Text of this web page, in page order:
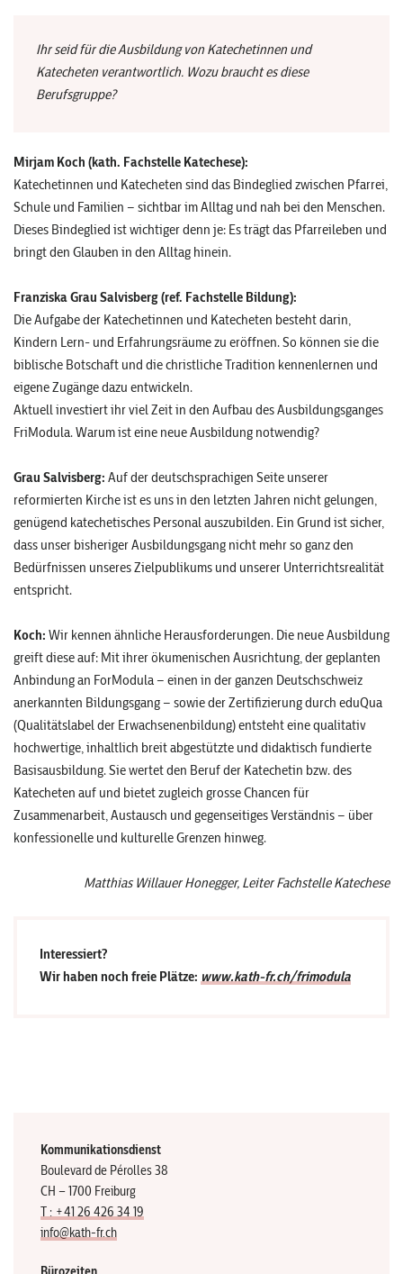
Ihr seid für die Ausbildung von Katechetinnen und
Katecheten verantwortlich. Wozu braucht es diese
Berufsgruppe?
Mirjam Koch (kath. Fachstelle Katechese):
Katechetinnen und Katecheten sind das Bindeglied zwischen Pfarrei,
Schule und Familien – sichtbar im Alltag und nah bei den Menschen.
Dieses Bindeglied ist wichtiger denn je: Es trägt das Pfarreileben und
bringt den Glauben in den Alltag hinein.
Franziska Grau Salvisberg (ref. Fachstelle Bildung):
Die Aufgabe der Katechetinnen und Katecheten besteht darin,
Kindern Lern- und Erfahrungsräume zu eröffnen. So können sie die
biblische Botschaft und die christliche Tradition kennenlernen und
eigene Zugänge dazu entwickeln.
Aktuell investiert ihr viel Zeit in den Aufbau des Ausbildungsganges
FriModula. Warum ist eine neue Ausbildung notwendig?
Grau Salvisberg: Auf der deutschsprachigen Seite unserer
reformierten Kirche ist es uns in den letzten Jahren nicht gelungen,
genügend katechetisches Personal auszubilden. Ein Grund ist sicher,
dass unser bisheriger Ausbildungsgang nicht mehr so ganz den
Bedürfnissen unseres Zielpublikums und unserer Unterrichtsrealität
entspricht.
Koch: Wir kennen ähnliche Herausforderungen. Die neue Ausbildung
greift diese auf: Mit ihrer ökumenischen Ausrichtung, der geplanten
Anbindung an ForModula – einen in der ganzen Deutschschweiz
anerkannten Bildungsgang – sowie der Zertifizierung durch eduQua
(Qualitätslabel der Erwachsenenbildung) entsteht eine qualitativ
hochwertige, inhaltlich breit abgestützte und didaktisch fundierte
Basisausbildung. Sie wertet den Beruf der Katechetin bzw. des
Katecheten auf und bietet zugleich grosse Chancen für
Zusammenarbeit, Austausch und gegenseitiges Verständnis – über
konfessionelle und kulturelle Grenzen hinweg.
Matthias Willauer Honegger, Leiter Fachstelle Katechese
Interessiert?
Wir haben noch freie Plätze: www.kath-fr.ch/frimodula
Kommunikationsdienst
Boulevard de Pérolles 38
CH – 1700 Freiburg
T : +41 26 426 34 19
info@kath-fr.ch